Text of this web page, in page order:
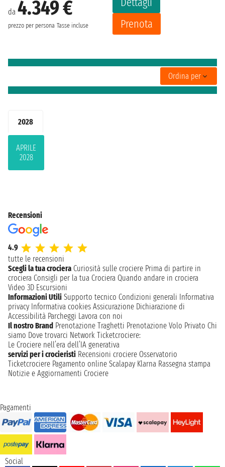
2028
APRILE
2028
da 4.349 €
prezzo per persona Tasse incluse
Prenota
Ordina per
Recensioni
4.9
tutte le recensioni
Scegli la tua crociera Curiosità sulle crociere Prima di partire in
crociera Consigli per la tua Crociera Quando andare in crociera
Video 3D Escursioni
Informazioni Utili Supporto tecnico Condizioni generali Informativa
privacy Informativa cookies Assicurazione Dichiarazione di
Accessibilità Parcheggi Lavora con noi
Il nostro Brand Prenotazione Traghetti Prenotazione Volo Privato Chi
siamo Dove trovarci Network Ticketcrociere:
Le Crociere nell’era dell’IA generativa
servizi per i crocieristi Recensioni crociere Osservatorio
Ticketcrociere Pagamento online Scalapay Klarna Rassegna stampa
Notizie e Aggiornamenti Crociere
Pagamenti
Social